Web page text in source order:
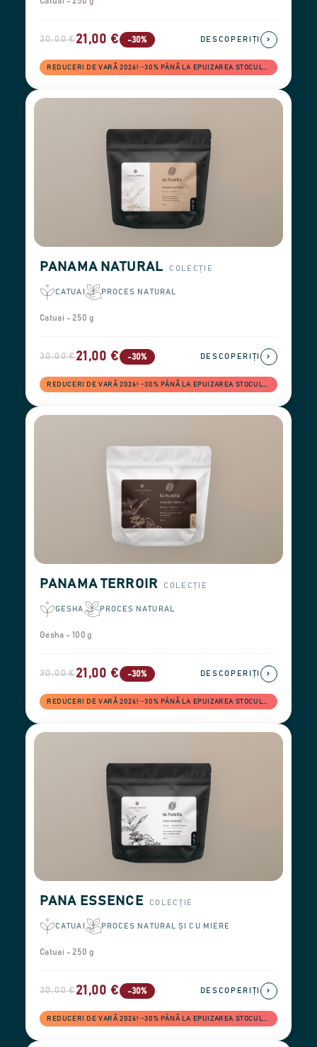
30,00 €21,00 € -30%
REDUCERI DE VARĂ 2026! −30% PÂNĂ LA EPUIZAREA STOCULUI
DESCOPERIȚI ›
PANAMA NATURAL COLECȚIE
CATUAI PROCES NATURAL
Catuai - 250 g
30,00 €21,00 € -30%
REDUCERI DE VARĂ 2026! −30% PÂNĂ LA EPUIZAREA STOCULUI
DESCOPERIȚI ›
PANAMA TERROIR COLECȚIE
GESHA PROCES NATURAL
Gesha - 100 g
30,00 €21,00 € -30%
REDUCERI DE VARĂ 2026! −30% PÂNĂ LA EPUIZAREA STOCULUI
DESCOPERIȚI ›
PANA ESSENCE COLECȚIE
CATUAI PROCES NATURAL ȘI CU MIERE
Catuai - 250 g
30,00 €21,00 € -30%
REDUCERI DE VARĂ 2026! −30% PÂNĂ LA EPUIZAREA STOCULUI
DESCOPERIȚI ›